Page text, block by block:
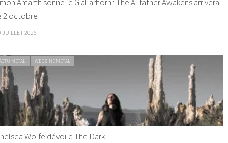
2 octobre
JUILLET 2026
METAL WEBZINE METAL
Wolfe dévoile The Dark